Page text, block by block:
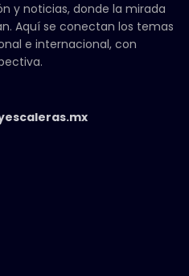
y noticias, donde la mirada
Aquí se conectan los temas
e internacional, con